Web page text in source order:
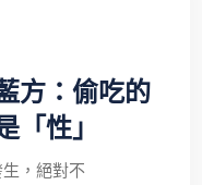
方：偷吃的
「性」
，絕對不